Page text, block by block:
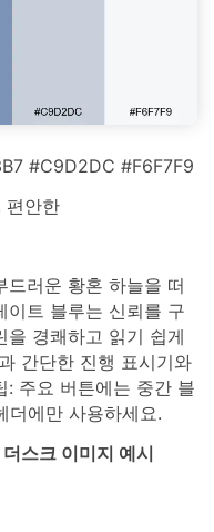
#C9D2DC #F6F7F9
편안한
드러운 황혼 하늘을 떠
이트 블루는 신뢰를 구
을 경쾌하고 읽기 쉽게
간단한 진행 표시기와
: 주요 버튼에는 중간 블
더에만 사용하세요.
스크 이미지 예시